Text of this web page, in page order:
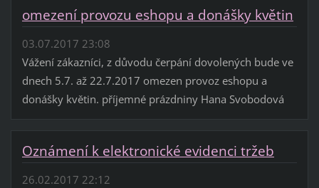
omezení provozu eshopu a donášky květin
03.07.2017 23:08
Vážení zákazníci, z důvodu čerpání dovolených bude ve
dnech 5.7. až 22.7.2017 omezen provoz eshopu a
donášky květin. příjemné prázdniny Hana Svobodová
Oznámení k elektronické evidenci tržeb
26.02.2017 22:12